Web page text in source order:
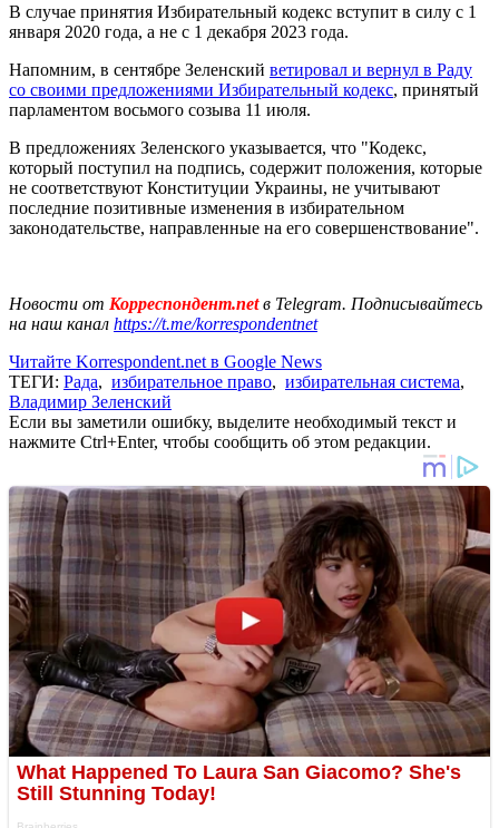
В случае принятия Избирательный кодекс вступит в силу с 1
января 2020 года, а не с 1 декабря 2023 года.
Напомним, в сентябре Зеленский ветировал и вернул в Раду
со своими предложениями Избирательный кодекс, принятый
парламентом восьмого созыва 11 июля.
В предложениях Зеленского указывается, что "Кодекс,
который поступил на подпись, содержит положения, которые
не соответствуют Конституции Украины, не учитывают
последние позитивные изменения в избирательном
законодательстве, направленные на его совершенствование".
Новости от Корреспондент.netв Telegram. Подписывайтесь
на наш канал https://t.me/korrespondentnet
Читайте Korrespondent.net в Google News
ТЕГИ: Рада, избирательное право, избирательная система,
Владимир Зеленский
Если вы заметили ошибку, выделите необходимый текст и
нажмите Ctrl+Enter, чтобы сообщить об этом редакции.